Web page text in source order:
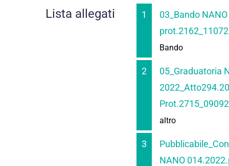
Lista allegati 1
03_Bando
Bando
2
05_Graduatoria
altro
3
NANO